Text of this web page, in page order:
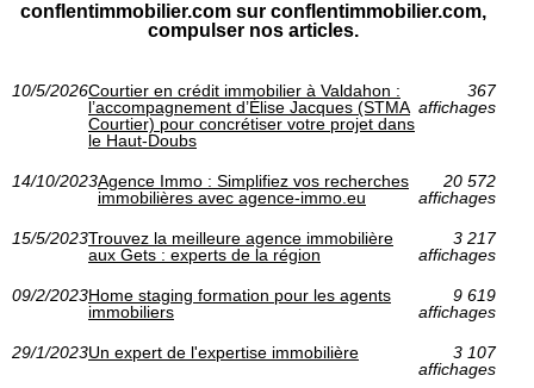
conflentimmobilier.com sur conflentimmobilier.com,
compulser nos articles.
10/5/2026Courtier en crédit immobilier à Valdahon :
l’accompagnement d’Élise Jacques (STMA
Courtier) pour concrétiser votre projet dans
le Haut-Doubs
367
affichages
14/10/2023Agence Immo : Simplifiez vos recherches
immobilières avec agence-immo.eu
20 572
affichages
15/5/2023Trouvez la meilleure agence immobilière
aux Gets : experts de la région
3 217
affichages
09/2/2023Home staging formation pour les agents
immobiliers
9 619
affichages
29/1/2023Un expert de l'expertise immobilière
3 107
affichages